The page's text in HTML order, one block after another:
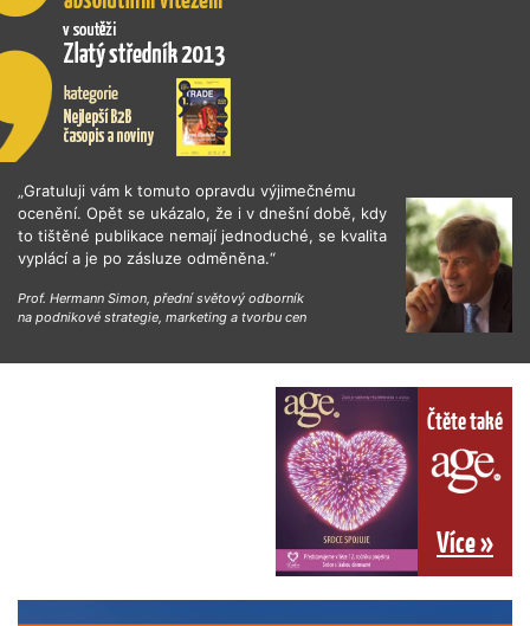
„Gratuluji vám k tomuto opravdu výjimečnému
ocenění. Opět se ukázalo, že i v dnešní době, kdy
to tištěné publikace nemají jednoduché, se kvalita
vyplácí a je po zásluze odměněna.“
Prof. Hermann Simon, přední světový odborník
na podnikové strategie, marketing a tvorbu cen
Čtěte také
Více »